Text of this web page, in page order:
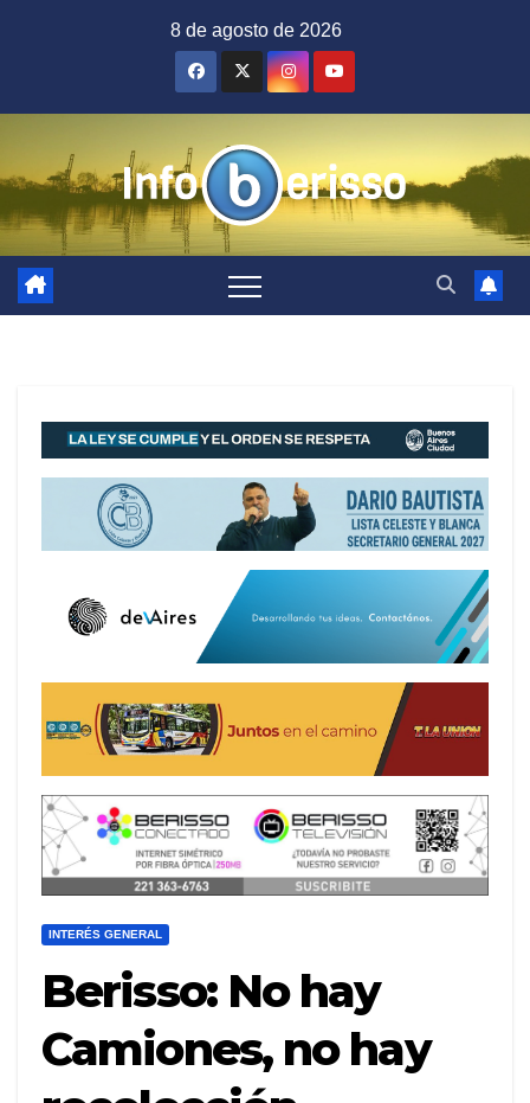
8 de agosto de 2026
INTERÉS GENERAL
Berisso: No hay
Camiones, no hay